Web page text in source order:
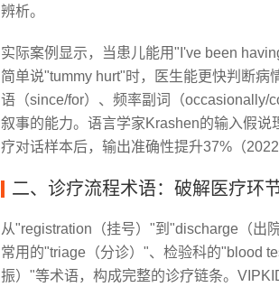
辨析。
实际案例显示，当患儿能用"I've been
简单说"tummy hurt"时，医生能更快判断
语（since/for）、频率副词（occasionally/
叙事的能力。语言学家Krashen的输入假
疗对话样本后，输出准确性提升37%（
二、诊疗流程术语：破解医疗环
从"registration（挂号）"到"discharge（出
常用的"triage（分诊）"、检验科的"blood
振）"等术语，构成完整的诊疗链条。